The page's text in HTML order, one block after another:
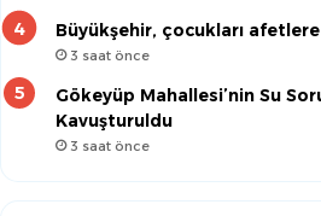
Büyükşehir, çocukları
3 saat önce
Gökeyüp Mahallesi’nin Su
Kavuşturuldu
3 saat önce